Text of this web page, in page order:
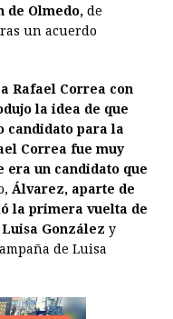
de Olmedo, de
un acuerdo
Rafael Correa con
la idea de que
candidato para la
Correa fue muy
era un candidato que
Álvarez, aparte de
la primera vuelta de
González y
de Luisa